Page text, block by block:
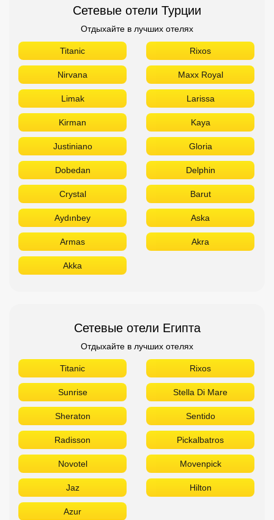
Сетевые отели Турции
Отдыхайте в лучших отелях
Titanic Rixos
Nirvana Maxx Royal
Limak Larissa
Kirman Kaya
Justiniano Gloria
Dobedan Delphin
Crystal Barut
Aydınbey Aska
Armas Akra
Akka
Сетевые отели Египта
Отдыхайте в лучших отелях
Titanic Rixos
Sunrise Stella Di Mare
Sheraton Sentido
Radisson Pickalbatros
Novotel Movenpick
Jaz Hilton
Azur